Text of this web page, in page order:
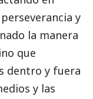
y
la manera
que
dentro y fuera
y las